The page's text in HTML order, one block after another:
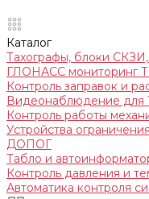
Каталог
Тахографы, блоки СКЗИ,
ГЛОНАСС мониторинг
Контроль заправок и
Видеонаблюдение для
Контроль работы
Устройства
ДОПОГ
Табло и
Контроль давления и
Автоматика контроля